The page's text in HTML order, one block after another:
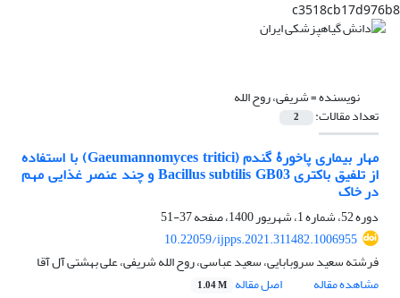
c3518cb17d976b8
نویسنده =شریفی، روح الله
تعداد مقالات: 2
مهار بیماری پاخورۀ گندم (Gaeumannomyces tritici) با استفاده
از تلفیق باکتری Bacillus subtilis GB03 و چند عنصر غذایی مهم
در خاک
دوره 52، شماره 1، شهریور 1400، صفحه
37-51
10.22059/ijpps.2021.311482.1006955
فرشته سعید سروبابایی، سعید عباسی، روح الله شریفی، علی بهشتی آل آقا
مشاهده مقاله
اصل مقاله 1.04 M